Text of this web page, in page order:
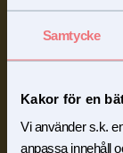
Samtycke
Kakor för en
Vi använder s.k.
anpassa innehåll